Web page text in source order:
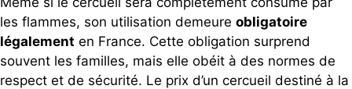
les flammes, son utilisation demeure obligatoire
légalement en France. Cette obligation surprend
souvent les familles, mais elle obéit à des normes de
respect et de sécurité. Le prix d’un cercueil destiné à la